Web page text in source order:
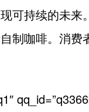
可持续的未
制咖啡。消